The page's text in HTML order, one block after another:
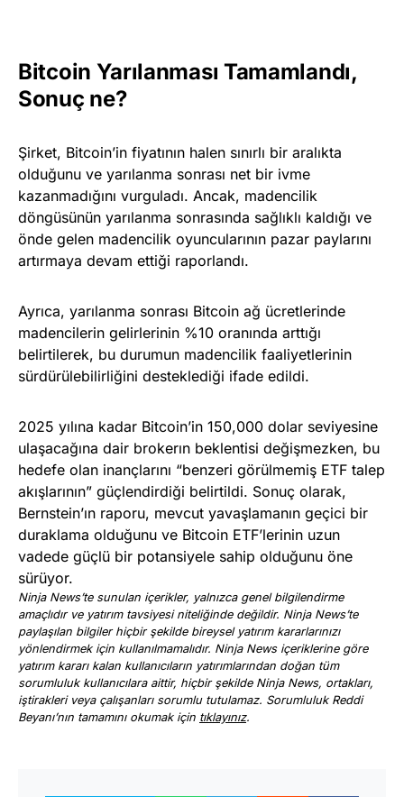
Bitcoin Yarılanması Tamamlandı,
Sonuç ne?
Şirket, Bitcoin’in fiyatının halen sınırlı bir aralıkta
olduğunu ve yarılanma sonrası net bir ivme
kazanmadığını vurguladı. Ancak, madencilik
döngüsünün yarılanma sonrasında sağlıklı kaldığı ve
önde gelen madencilik oyuncularının pazar paylarını
artırmaya devam ettiği raporlandı.
Ayrıca, yarılanma sonrası Bitcoin ağ ücretlerinde
madencilerin gelirlerinin %10 oranında arttığı
belirtilerek, bu durumun madencilik faaliyetlerinin
sürdürülebilirliğini desteklediği ifade edildi.
2025 yılına kadar Bitcoin’in 150,000 dolar seviyesine
ulaşacağına dair brokerın beklentisi değişmezken, bu
hedefe olan inançlarını “benzeri görülmemiş ETF talep
akışlarının” güçlendirdiği belirtildi. Sonuç olarak,
Bernstein’ın raporu, mevcut yavaşlamanın geçici bir
duraklama olduğunu ve Bitcoin ETF’lerinin uzun
vadede güçlü bir potansiyele sahip olduğunu öne
sürüyor.
Ninja News’te sunulan içerikler, yalnızca genel bilgilendirme
amaçlıdır ve yatırım tavsiyesi niteliğinde değildir. Ninja News’te
paylaşılan bilgiler hiçbir şekilde bireysel yatırım kararlarınızı
yönlendirmek için kullanılmamalıdır. Ninja News içeriklerine göre
yatırım kararı kalan kullanıcıların yatırımlarından doğan tüm
sorumluluk kullanıcılara aittir, hiçbir şekilde Ninja News, ortakları,
iştirakleri veya çalışanları sorumlu tutulamaz. Sorumluluk Reddi
Beyanı’nın tamamını okumak için tıklayınız.